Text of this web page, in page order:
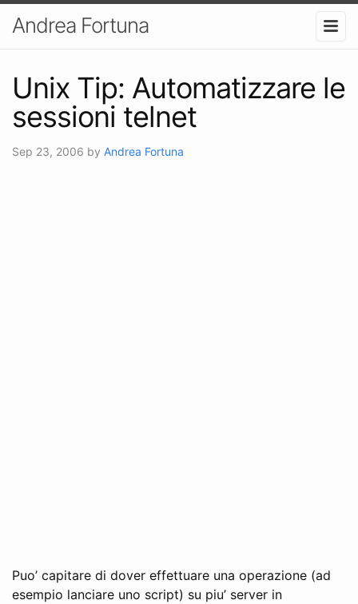
Andrea Fortuna
Unix Tip: Automatizzare le
sessioni telnet
Sep 23, 2006 by Andrea Fortuna
Puo’ capitare di dover effettuare una operazione (ad
esempio lanciare uno script) su piu’ server in